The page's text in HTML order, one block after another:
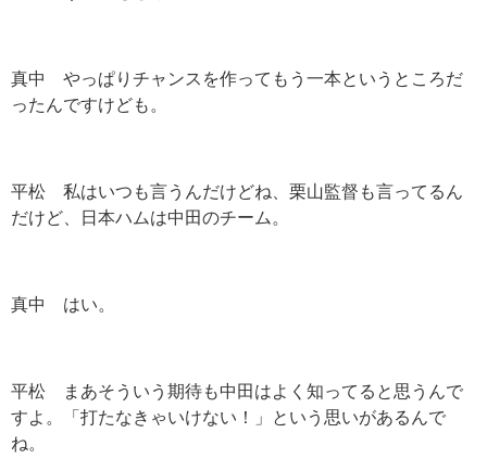
真中 やっぱりチャンスを作ってもう一本というところだ
ったんですけども。
平松 私はいつも言うんだけどね、栗山監督も言ってるん
だけど、日本ハムは中田のチーム。
真中 はい。
平松 まあそういう期待も中田はよく知ってると思うんで
すよ。「打たなきゃいけない！」という思いがあるんで
ね。